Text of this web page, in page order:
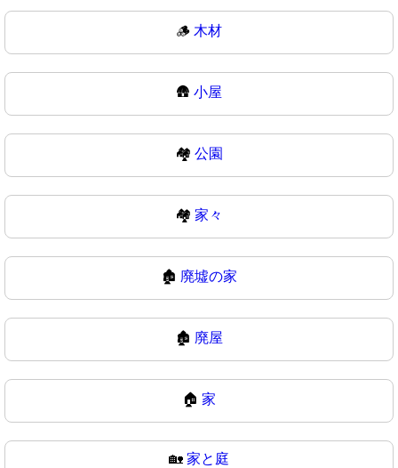
🪵 木材
🛖 小屋
🏘️ 公園
🏘 家々
🏚️ 廃墟の家
🏚 廃屋
🏠 家
🏡 家と庭